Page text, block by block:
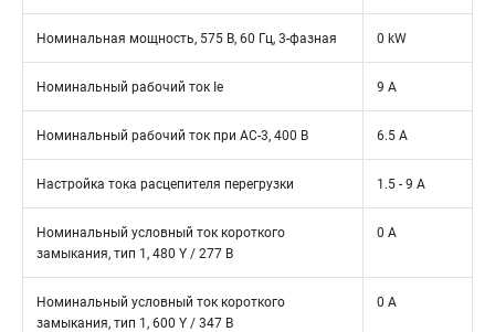
Номинальная мощность, 575 В, 60 Гц, 3-фазная 0 kW
Номинальный рабочий ток Ie 9 A
Номинальный рабочий ток при AC-3, 400 В 6.5 A
Настройка тока расцепителя перегрузки 1.5 - 9 A
Номинальный условный ток короткого
замыкания, тип 1, 480 Y / 277 В
0 A
Номинальный условный ток короткого
замыкания, тип 1, 600 Y / 347 В
0 A